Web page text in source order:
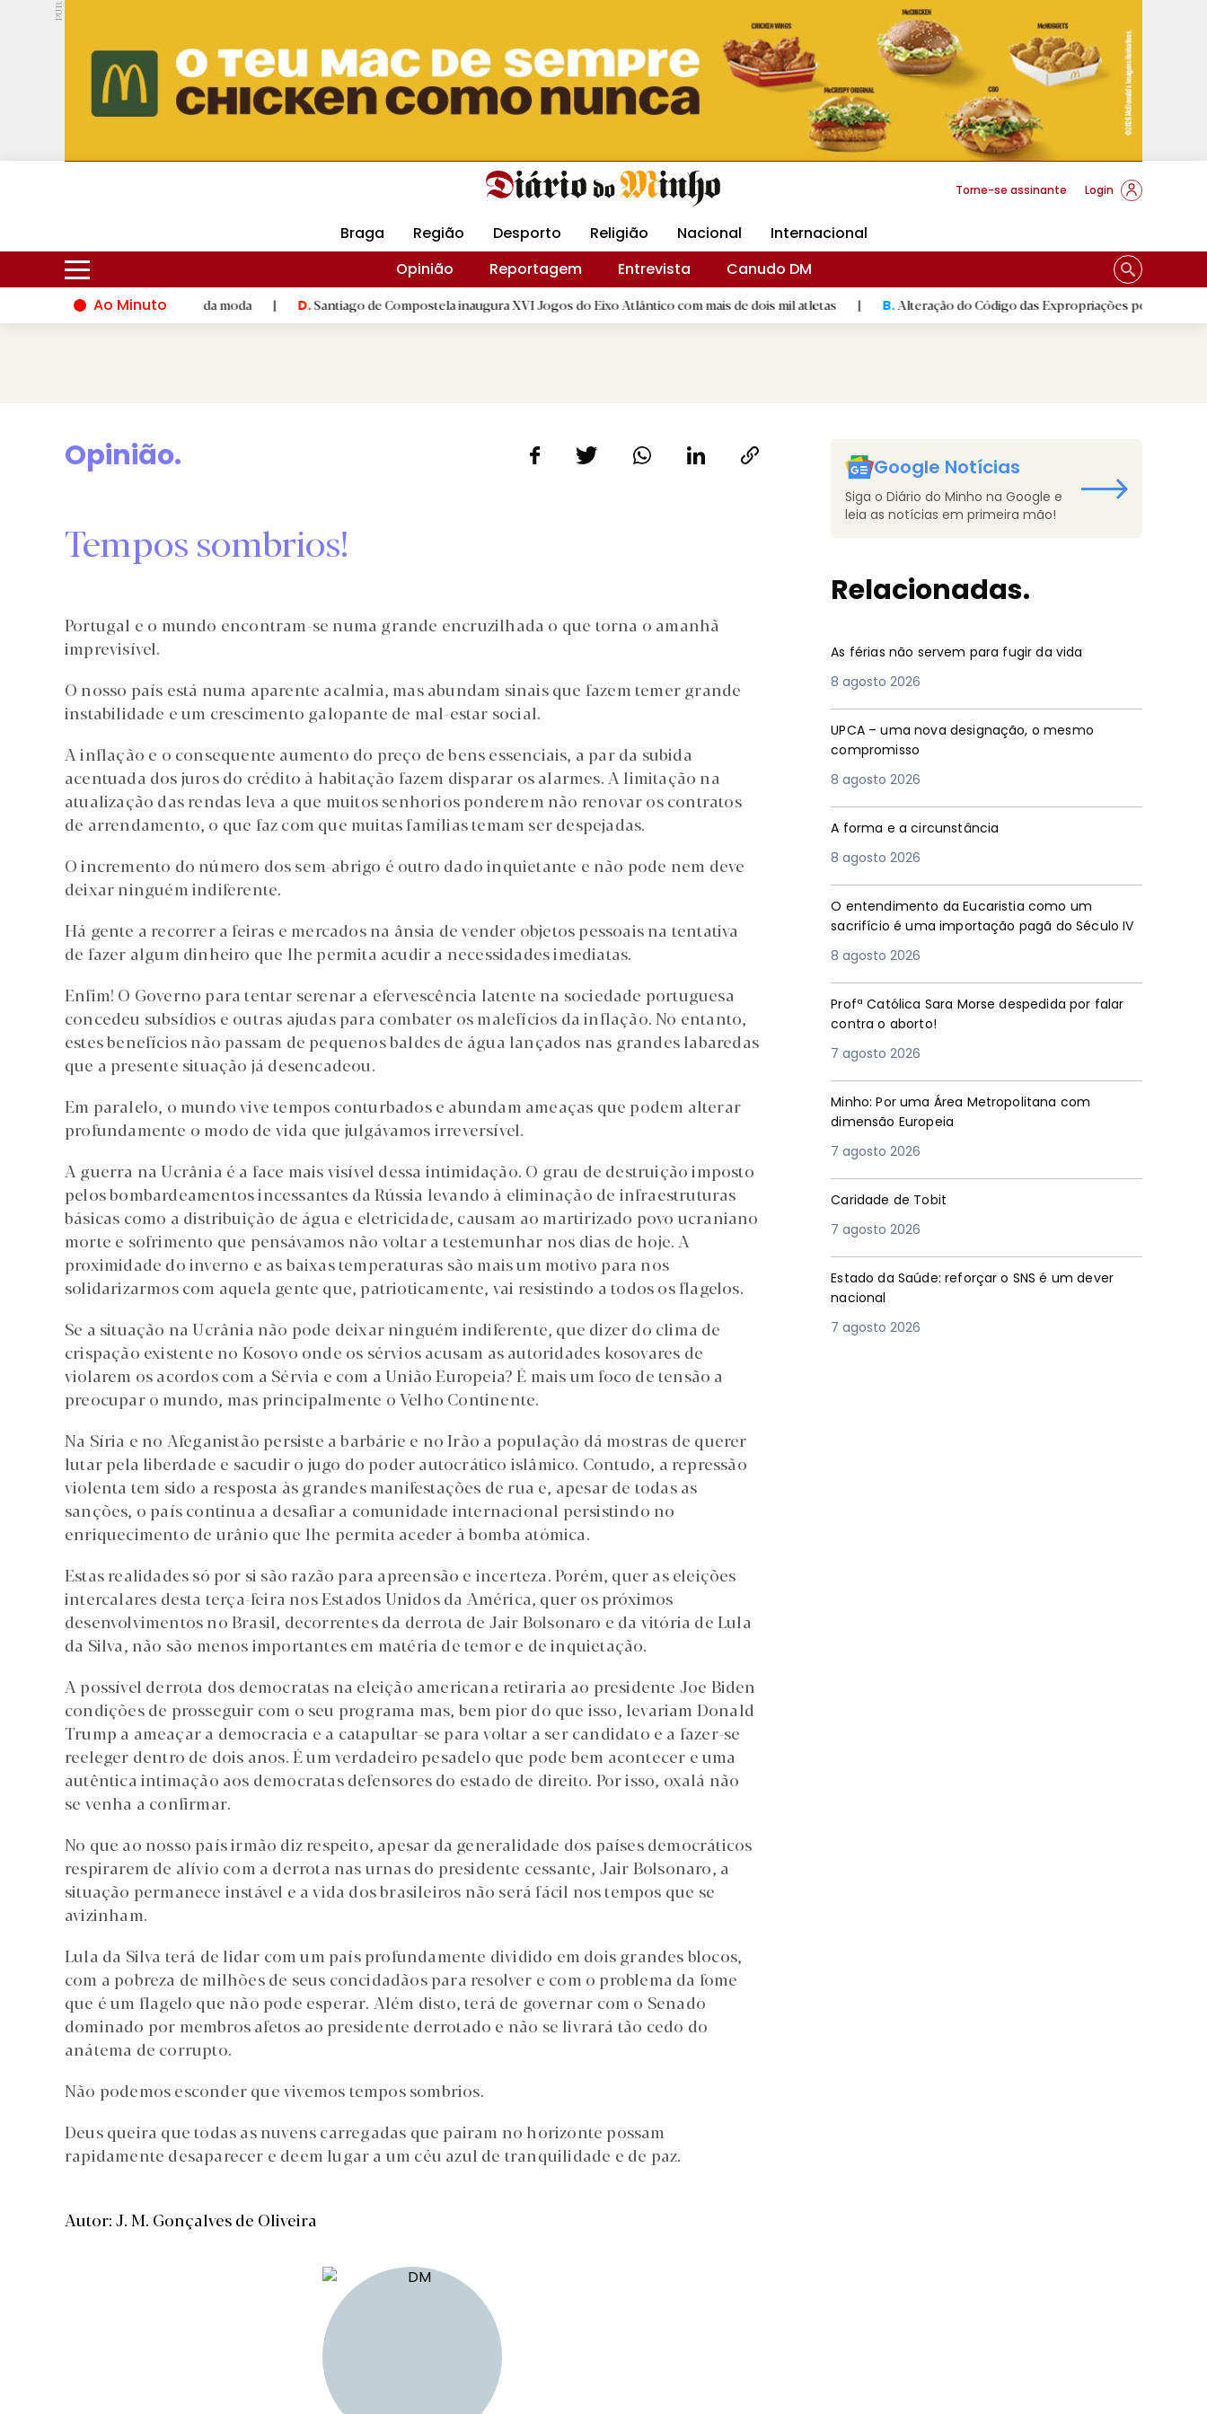
PUB.
Hoje 16ºC 29ºC DMtv Revista Minha Gráfica DM Livraria DM Arquidiocese Braga
Torne-se assinante Login
Braga Região Desporto Religião Nacional
Internacional
Opinião
Reportagem Entrevista
Canudo DM
Ao Minuto
à inovação do mundo da moda | D. Santiago de Compostela inaugura XVI Jogos do Eixo Atlântico com mais de dois mil atletas | B. Alteração do Código das Expropriações pode ajudar
Opinião.
Tempos sombrios!
Portugal e o mundo encontram-se numa grande encruzilhada o que torna o amanhã
imprevisível.
O nosso país está numa aparente acalmia, mas abundam sinais que fazem temer grande
instabilidade e um crescimento galopante de mal-estar social.
A inflação e o consequente aumento do preço de bens essenciais, a par da subida
acentuada dos juros do crédito à habitação fazem disparar os alarmes. A limitação na
atualização das rendas leva a que muitos senhorios ponderem não renovar os contratos
de arrendamento, o que faz com que muitas famílias temam ser despejadas.
O incremento do número dos sem-abrigo é outro dado inquietante e não pode nem deve
deixar ninguém indiferente.
Há gente a recorrer a feiras e mercados na ânsia de vender objetos pessoais na tentativa
de fazer algum dinheiro que lhe permita acudir a necessidades imediatas.
Enfim! O Governo para tentar serenar a efervescência latente na sociedade portuguesa
concedeu subsídios e outras ajudas para combater os malefícios da inflação. No entanto,
estes benefícios não passam de pequenos baldes de água lançados nas grandes labaredas
que a presente situação já desencadeou.
Em paralelo, o mundo vive tempos conturbados e abundam ameaças que podem alterar
profundamente o modo de vida que julgávamos irreversível.
A guerra na Ucrânia é a face mais visível dessa intimidação. O grau de destruição imposto
pelos bombardeamentos incessantes da Rússia levando à eliminação de infraestruturas
básicas como a distribuição de água e eletricidade, causam ao martirizado povo ucraniano
morte e sofrimento que pensávamos não voltar a testemunhar nos dias de hoje. A
proximidade do inverno e as baixas temperaturas são mais um motivo para nos
solidarizarmos com aquela gente que, patrioticamente, vai resistindo a todos os flagelos.
Se a situação na Ucrânia não pode deixar ninguém indiferente, que dizer do clima de
crispação existente no Kosovo onde os sérvios acusam as autoridades kosovares de
violarem os acordos com a Sérvia e com a União Europeia? É mais um foco de tensão a
preocupar o mundo, mas principalmente o Velho Continente.
Na Síria e no Afeganistão persiste a barbárie e no Irão a população dá mostras de querer
lutar pela liberdade e sacudir o jugo do poder autocrático islâmico. Contudo, a repressão
violenta tem sido a resposta às grandes manifestações de rua e, apesar de todas as
sanções, o país continua a desafiar a comunidade internacional persistindo no
enriquecimento de urânio que lhe permita aceder à bomba atómica.
Estas realidades só por si são razão para apreensão e incerteza. Porém, quer as eleições
intercalares desta terça-feira nos Estados Unidos da América, quer os próximos
desenvolvimentos no Brasil, decorrentes da derrota de Jair Bolsonaro e da vitória de Lula
da Silva, não são menos importantes em matéria de temor e de inquietação.
A possível derrota dos democratas na eleição americana retiraria ao presidente Joe Biden
condições de prosseguir com o seu programa mas, bem pior do que isso, levariam Donald
Trump a ameaçar a democracia e a catapultar-se para voltar a ser candidato e a fazer-se
reeleger dentro de dois anos. É um verdadeiro pesadelo que pode bem acontecer e uma
autêntica intimação aos democratas defensores do estado de direito. Por isso, oxalá não
se venha a confirmar.
No que ao nosso país irmão diz respeito, apesar da generalidade dos países democráticos
respirarem de alívio com a derrota nas urnas do presidente cessante, Jair Bolsonaro, a
situação permanece instável e a vida dos brasileiros não será fácil nos tempos que se
avizinham.
Lula da Silva terá de lidar com um país profundamente dividido em dois grandes blocos,
com a pobreza de milhões de seus concidadãos para resolver e com o problema da fome
que é um flagelo que não pode esperar. Além disto, terá de governar com o Senado
dominado por membros afetos ao presidente derrotado e não se livrará tão cedo do
anátema de corrupto.
Não podemos esconder que vivemos tempos sombrios.
Deus queira que todas as nuvens carregadas que pairam no horizonte possam
rapidamente desaparecer e deem lugar a um céu azul de tranquilidade e de paz.
Autor: J. M. Gonçalves de Oliveira
Google Notícias
Siga o Diário do Minho na Google e
leia as notícias em primeira mão!
Relacionadas.
As férias não servem para fugir da vida
8 agosto 2026
UPCA – uma nova designação, o mesmo
compromisso
8 agosto 2026
A forma e a circunstância
8 agosto 2026
O entendimento da Eucaristia como um
sacrifício é uma importação pagã do Século IV
8 agosto 2026
Profª Católica Sara Morse despedida por falar
contra o aborto!
7 agosto 2026
Minho: Por uma Área Metropolitana com
dimensão Europeia
7 agosto 2026
Caridade de Tobit
7 agosto 2026
Estado da Saúde: reforçar o SNS é um dever
nacional
7 agosto 2026